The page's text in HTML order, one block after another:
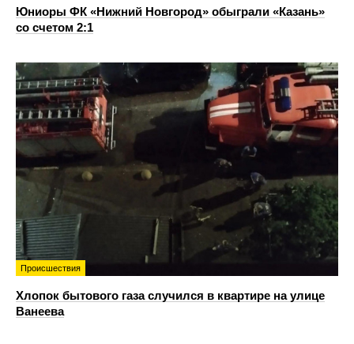
Юниоры ФК «Нижний Новгород» обыграли «Казань»
со счетом 2:1
Происшествия
Хлопок бытового газа случился в квартире на улице
Ванеева